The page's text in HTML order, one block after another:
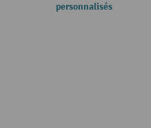
personnalisés